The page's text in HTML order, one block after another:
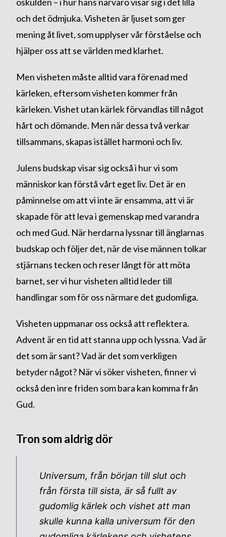
och det ödmjuka. Visheten är ljuset som ger
mening åt livet, som upplyser vår förståelse och
hjälper oss att se världen med klarhet.
Men visheten måste alltid vara förenad med
kärleken, eftersom visheten kommer från
kärleken. Vishet utan kärlek förvandlas till något
hårt och dömande. Men när dessa två verkar
tillsammans, skapas istället harmoni och liv.
Julens budskap visar sig också i hur vi som
människor kan förstå vårt eget liv. Det är en
påminnelse om att vi inte är ensamma, att vi är
skapade för att leva i gemenskap med varandra
och med Gud. När herdarna lyssnar till änglarnas
budskap och följer det, när de vise männen tolkar
stjärnans tecken och reser långt för att möta
barnet, ser vi hur visheten alltid leder till
handlingar som för oss närmare det gudomliga.
Visheten uppmanar oss också att reflektera.
Advent är en tid att stanna upp och lyssna. Vad är
det som är sant? Vad är det som verkligen
betyder något? När vi söker visheten, finner vi
också den inre friden som bara kan komma från
Gud.
Tron som aldrig dör
Universum, från början till slut och
från första till sista, är så fullt av
gudomlig kärlek och vishet att man
skulle kunna kalla universum för den